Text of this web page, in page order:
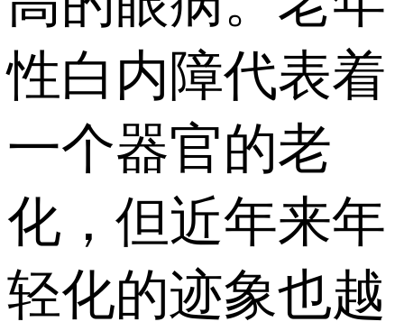
性白内障代表着
一个器官的老
化，但近年来年
轻化的迹象也越